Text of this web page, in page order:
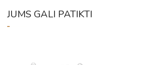
JUMS GALI PATIKTI